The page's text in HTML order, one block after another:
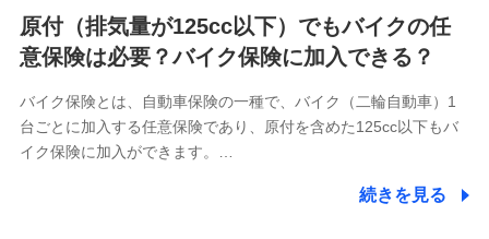
果情報、メールマガジンを提供した際のメール内容や送信履
歴の情報及び保険の更改案内等を提供した際のメール内容や
送信履歴などの情報）が含まれます。
当社又は株式会社NTTドコモが取得し、又は保有する保険契
約に関する情報。例として、保険契約者及び被保険者の氏
名、住所、生年月日、性別、保険契約者と被保険者の関係、
方法、車のメーカーや走行距離などの情報、建物の構造や築
原付（排気量が125cc以下）でもバイクの任
意保険は必要？バイク保険に加入できる？
バイク保険とは、自動車保険の一種で、バイク（二輪自動車）1
台ごとに加入する任意保険であり、原付を含めた125cc以下もバ
イク保険に加入ができます。…
続きを見る